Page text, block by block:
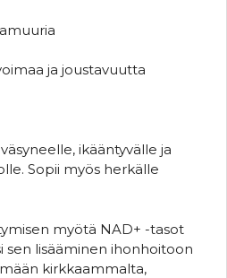
ja joustavuutta
ikääntyvälle ja
Sopii myös herkälle
myötä NAD+ -tasot
sen lisääminen ihonhoitoon
kirkkaammalta,